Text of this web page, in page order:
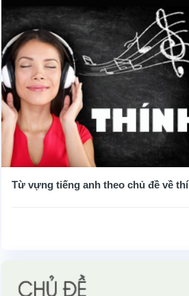
Từ vựng tiếng anh theo chủ đề về